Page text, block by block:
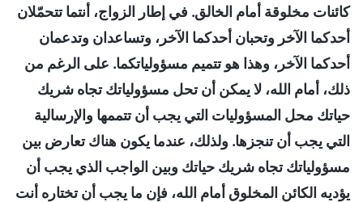
كائنات مخلوقة أمام الخالق. في إطار الزواج، أنتما تتحمّلان
أحدكما الآخر وتحبان أحدكما الآخر، وتساعدان وتدعمان
أحدكما الآخر، وهذا هو تتميم مسؤولياتكما. على الرغم من
ذلك، أمام الله، لا يمكن أن تحل مسؤولياتك تجاه شريك
حياتك محل المسؤوليات التي يجب أن تتممها والإرسالية
التي يجب أن تنجزها. ولذلك، عندما يكون هناك تعارض بين
مسؤولياتك تجاه شريك حياتك وبين الواجب الذي يجب أن
يؤديه الكائن المخلوق أمام الله، فإن ما يجب أن تختاره أنت